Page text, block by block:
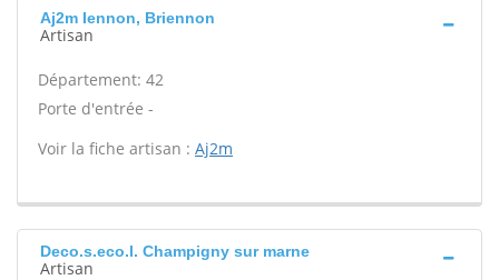
Aj2m Iennon, Briennon
Artisan
Département: 42
Porte d'entrée -
Voir la fiche artisan : Aj2m
Deco.s.eco.l. Champigny sur marne
Artisan